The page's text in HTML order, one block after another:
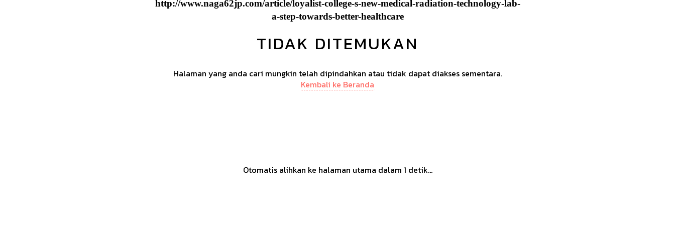
http://www.naga62jp.com/article/loyalist-college-s-new-medical-radiation-technology-lab-
a-step-towards-better-healthcare
TIDAK DITEMUKAN
Halaman yang anda cari mungkin telah dipindahkan atau tidak dapat diakses sementara.
Kembali ke Beranda
Otomatis alihkan ke halaman utama dalam 1 detik...